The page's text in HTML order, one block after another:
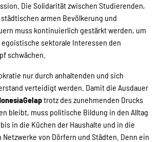
Die Solidarität zwischen Studierenden,
armen Bevölkerung und
muss kontinuierlich gestärkt werden, um
sektorale Interessen den
schwächen.
nur durch anhaltenden und sich
verteidigt werden. Damit die Ausdauer
trotz des zunehmenden Drucks
bleibt, muss politische Bildung in den Alltag
in die Küchen der Haushalte und in die
von Dörfern und Städten. Denn ein